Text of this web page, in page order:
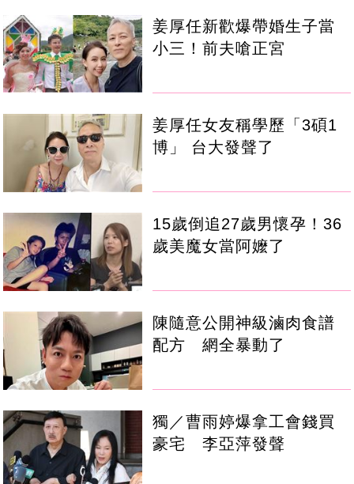
姜厚任新歡爆帶婚生子當
小三！前夫嗆正宮
姜厚任女友稱學歷「3碩1
博」 台大發聲了
15歲倒追27歲男懷孕！36
歲美魔女當阿嬤了
陳隨意公開神級滷肉食譜
配方 網全暴動了
獨／曹雨婷爆拿工會錢買
豪宅 李亞萍發聲